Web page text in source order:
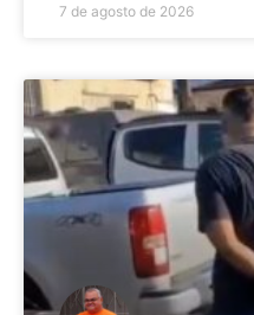
7 de agosto de 2026